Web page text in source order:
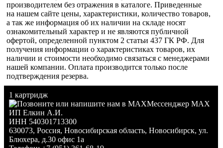
производителем без отражения в каталоге. Приведенные
на нашем сайте цены, характеристики, количество товаров,
а так же информация об их наличии на складе носят
ознакомительный характер и не являются публичной
офертой, определенной пунктом 2 статьи 437 ГК РФ. Для
получения информации о характеристиках товаров, их
наличии и стоимости необходимо связаться с менеджерами
нашей компании. Оплата производится только после
подтверждения резерва.
1 картридж
Мессенджер MAX
ИП Елкин А.И.
ИНН 540301713300
630073, Россия, Новосибирская область, Новосибирск, ул.
Блюхера, д.30 офис 1а